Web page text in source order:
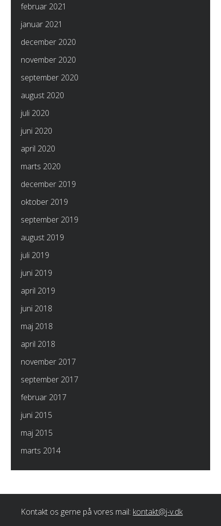
februar 2021
januar 2021
december 2020
november 2020
september 2020
august 2020
juli 2020
juni 2020
april 2020
marts 2020
december 2019
oktober 2019
september 2019
august 2019
juli 2019
juni 2019
april 2019
juni 2018
maj 2018
april 2018
november 2017
september 2017
februar 2017
juni 2015
maj 2015
marts 2014
Kontakt os gerne på vores mail: kontakt@j-v.dk